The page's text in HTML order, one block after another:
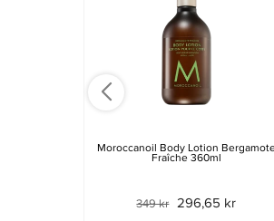
Moroccanoil Body Lotion Bergamote
Fraîche 360ml
349 kr 296,65 kr